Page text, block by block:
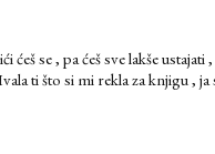
se , pa ćeš sve lakše ustajati
ti što si mi rekla za knjigu , ja